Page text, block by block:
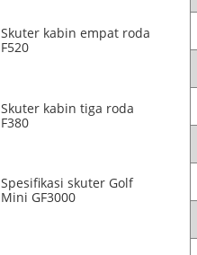
Skuter kabin empat roda
F520
Skuter kabin tiga roda
F380
Spesifikasi skuter Golf
Mini GF3000